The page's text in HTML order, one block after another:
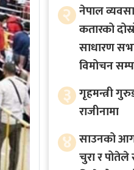
२ नेपाल
कतारको
साधारण
विमोचन
३ गृहमन्त्री
राजीनामा
४ साउनको
चुरा र